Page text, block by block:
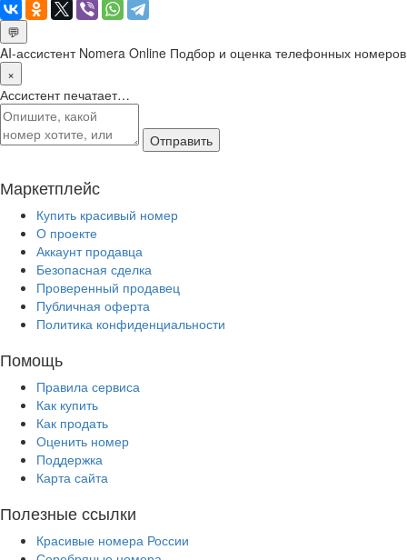
💬
AI-ассистент Nomera Online Подбор и оценка телефонных номеров
×
Ассистент печатает…
Отправить
Маркетплейс
Купить красивый номер
О проекте
Аккаунт продавца
Безопасная сделка
Проверенный продавец
Публичная оферта
Политика конфиденциальности
Помощь
Правила сервиса
Как купить
Как продать
Оценить номер
Поддержка
Карта сайта
Полезные ссылки
Красивые номера России